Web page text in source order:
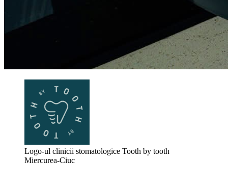
Logo-ul clinicii stomatologice Tooth by tooth
Miercurea-Ciuc